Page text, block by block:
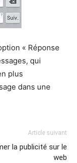
« Réponse
qui
plus
dans une
Article suivant
la publicité sur le
web